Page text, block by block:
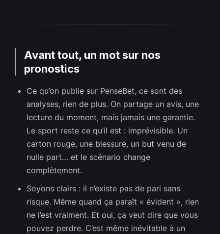
Avant tout, un mot sur nos
pronostics
Ce qu’on publie sur PenseBet, ce sont des
analyses, rien de plus. On partage un avis, une
lecture du moment, mais jamais une garantie.
Le sport reste ce qu’il est : imprévisible. Un
carton rouge, une blessure, un but venu de
nulle part… et le scénario change
complètement.
Soyons clairs : il n’existe pas de pari sans
risque. Même quand ça paraît « évident », rien
ne l’est vraiment. Et oui, ça veut dire que vous
pouvez perdre. C’est même inévitable à un